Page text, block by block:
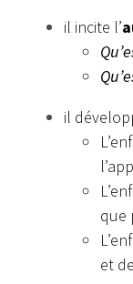
il incite l’
il
que
et